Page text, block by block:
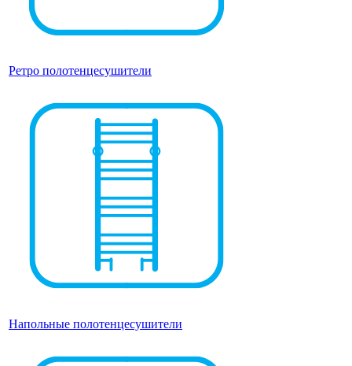
Ретро полотенцесушители
Напольные полотенцесушители